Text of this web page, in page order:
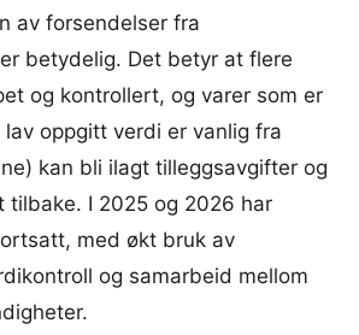
av forsendelser fra
betydelig. Det betyr at flere
og kontrollert, og varer som er
oppgitt verdi er vanlig fra
kan bli ilagt tilleggsavgifter og
tilbake. I 2025 og 2026 har
med økt bruk av
og samarbeid mellom